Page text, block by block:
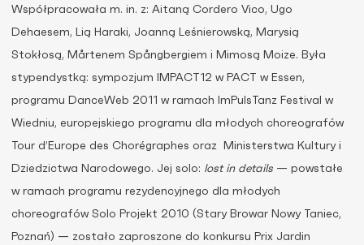
Współpracowała m. in. z: Aitaną Cordero Vico, Ugo
Dehaesem, Lią Haraki, Joanną Leśnierowską, Marysią
Stokłosą, Mårtenem Spångbergiem i Mimosą Moize. Była
stypendystką: sympozjum IMPACT12 w PACT w Essen,
programu DanceWeb 2011 w ramach ImPulsTanz Festival w
Wiedniu, europejskiego programu dla młodych choreografów
Tour d’Europe des Chorégraphes oraz Ministerstwa Kultury i
Dziedzictwa Narodowego. Jej solo: lost in details — powstałe
w ramach programu rezydencyjnego dla młodych
choreografów Solo Projekt 2010 (Stary Browar Nowy Taniec,
Poznań) — zostało zaproszone do konkursu Prix Jardin